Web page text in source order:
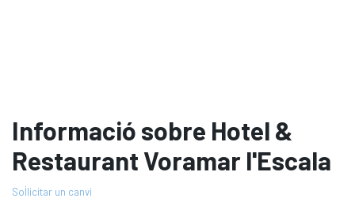
Informació sobre Hotel &
Restaurant Voramar l'Escala
Sol·licitar un canvi